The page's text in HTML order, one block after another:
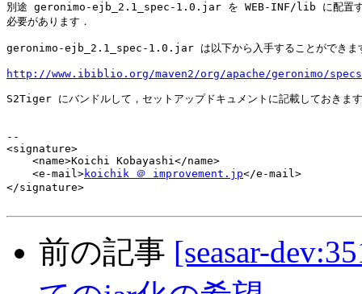
別途 geronimo-ejb_2.1_spec-1.0.jar を WEB-INF/lib に配置
必要があります．
geronimo-ejb_2.1_spec-1.0.jar は以下から入手することができま
http://www.ibiblio.org/maven2/org/apache/geronimo/
S2Tiger にバンドルして，セットアップドキュメントに記載しておきま
--
<signature>
    <name>Koichi Kobayashi</name>
    <e-mail>
koichik ＠ improvement.jp</e-mail>
</signature>
前の記事 [seasar-